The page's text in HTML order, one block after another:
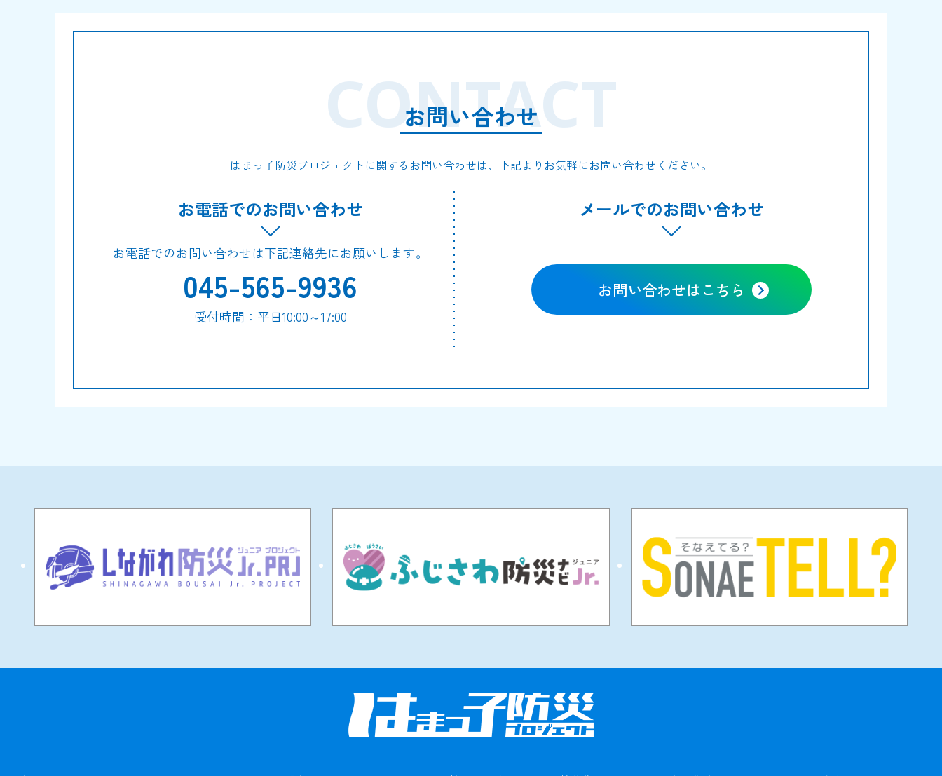
お問い合わせ
CONTACT
はまっ子防災プロジェクトに関するお問い合わせは、下記よりお気軽にお問い合わせください。
お電話でのお問い合わせ
お電話でのお問い合わせは下記連絡先にお願いします。
045-565-9936
受付時間：平日10:00～17:00
メールでのお問い合わせ
お問い合わせはこちら